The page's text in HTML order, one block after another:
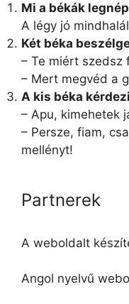
Mi a békák
A légy jó
Két béka
– Te miért szedsz
– Mert megvéd a
A kis béka
– Apu, kimehetek
– Persze, fiam,
mellényt!
Partnerek
A weboldalt
Angol nyelvű